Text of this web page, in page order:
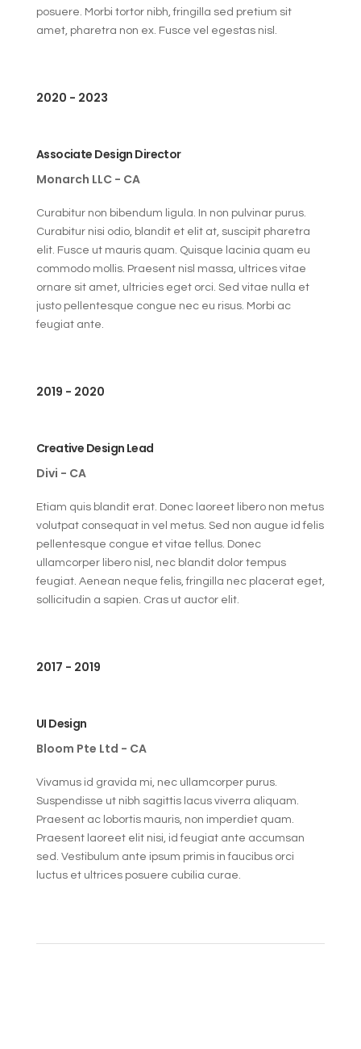
posuere. Morbi tortor nibh, fringilla sed pretium sit
amet, pharetra non ex. Fusce vel egestas nisl.
2020 - 2023
Associate Design Director
Monarch LLC - CA
Curabitur non bibendum ligula. In non pulvinar purus.
Curabitur nisi odio, blandit et elit at, suscipit pharetra
elit. Fusce ut mauris quam. Quisque lacinia quam eu
commodo mollis. Praesent nisl massa, ultrices vitae
ornare sit amet, ultricies eget orci. Sed vitae nulla et
justo pellentesque congue nec eu risus. Morbi ac
feugiat ante.
2019 - 2020
Creative Design Lead
Divi - CA
Etiam quis blandit erat. Donec laoreet libero non metus
volutpat consequat in vel metus. Sed non augue id felis
pellentesque congue et vitae tellus. Donec
ullamcorper libero nisl, nec blandit dolor tempus
feugiat. Aenean neque felis, fringilla nec placerat eget,
sollicitudin a sapien. Cras ut auctor elit.
2017 - 2019
UI Design
Bloom Pte Ltd - CA
Vivamus id gravida mi, nec ullamcorper purus.
Suspendisse ut nibh sagittis lacus viverra aliquam.
Praesent ac lobortis mauris, non imperdiet quam.
Praesent laoreet elit nisi, id feugiat ante accumsan
sed. Vestibulum ante ipsum primis in faucibus orci
luctus et ultrices posuere cubilia curae.